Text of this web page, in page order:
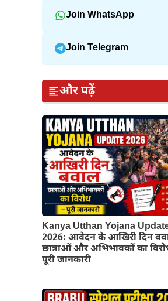
Join WhatsApp
Join Telegram
और पढ़ें
Kanya Utthan Yojana
2026: आवेदन के आखिरी दिन
छात्राओं और अभिभावकों का
पूरी जानकारी